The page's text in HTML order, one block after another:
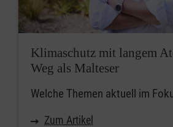
Klimaschutz mit langem
Weg als Malteser
Welche Themen aktuell im
Zum Artikel